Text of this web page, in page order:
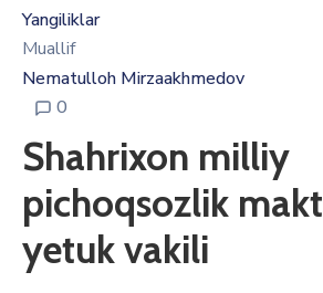
Yangiliklar
Muallif
Nematulloh Mirzaakhmedov
0
Shahrixon milliy
pichoqsozlik
yetuk vakili